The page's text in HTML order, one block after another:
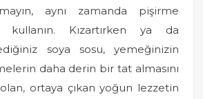
aynı zamanda pişirme
Kızartırken ya da
soya sosu, yemeğinizin
daha derin bir tat almasını
olan, ortaya çıkan yoğun lezzetin